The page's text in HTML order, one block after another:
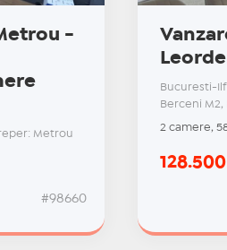
-
Metrou
#98660
Bucuresti-
Berceni M2,
2 camere,